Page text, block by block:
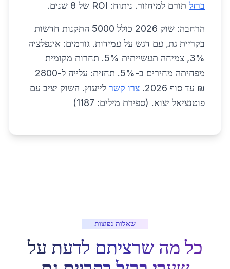
ברזל תורם למיחזור. ניתוח: ROI של 8 שנים.
הרחבה: שוק 2026 כולל 5000 התקנות חדשות
בקריית גת, עם דגש על עמידות. גורמים: אינפלציה
3%, צמיחה תעשייתית 5%. תחרות מקומית
מפחיתה מחירים ב-5%. תחזית: עלייה ל-2800
₪ עד סוף 2026.
צרו קשר לייעוץ. השוק יציב עם
פוטנציאל יצוא. (ספירת מילים: 1187)
שאלות נפוצות
כל מה שרציתם לדעת על